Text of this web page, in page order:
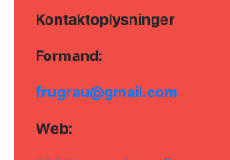
Kontaktoplysninger
Formand:
frugrau@gmail.com
Web: